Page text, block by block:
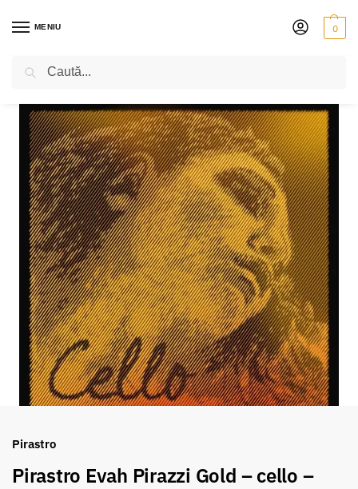
MENIU 0
Pirastro
Pirastro Evah Pirazzi Gold – cello –